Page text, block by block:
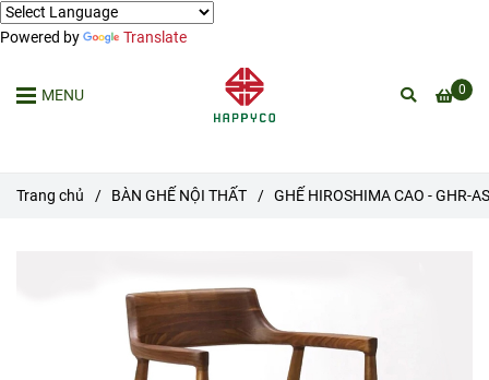
Powered by Translate
0
MENU
Trang chủ / BÀN GHẾ NỘI THẤT / GHẾ HIROSHIMA CAO - GHR-